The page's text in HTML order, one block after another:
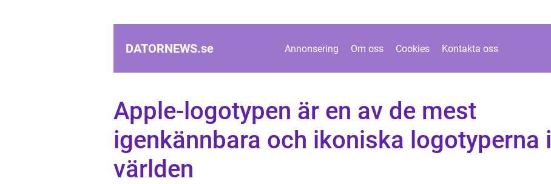
DATORNEWS.se Annonsering Om oss Cookies Kontakta oss
Apple-logotypen är en av de mest
igenkännbara och ikoniska logotyperna i
världen